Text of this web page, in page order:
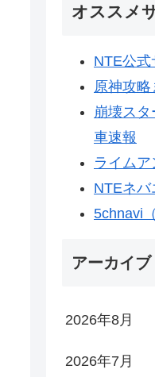
オススメ
NTE公式
原神攻
崩壊ス
車速報
ライムア
NTEネバ
5chnavi
アーカイブ
2026年8月
2026年7月